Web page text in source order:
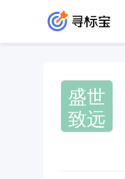
盛世
致远